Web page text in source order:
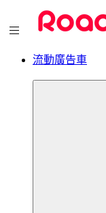
流動廣告車